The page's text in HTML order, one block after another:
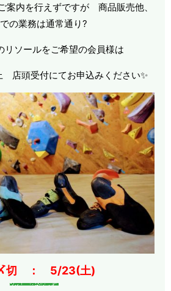
案内を行えずですが 商品販売他、
の業務は通常通り?
リソールをご希望の会員様は
店頭受付にてお申込みください✨
切 ： 5/23(土)